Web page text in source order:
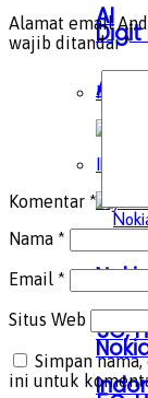
AI
5G,
Digit
AI
Alamat email
wajib ditandai*
Komentar *
Nama *
Email *
Situs Web
Simpan
ini untuk